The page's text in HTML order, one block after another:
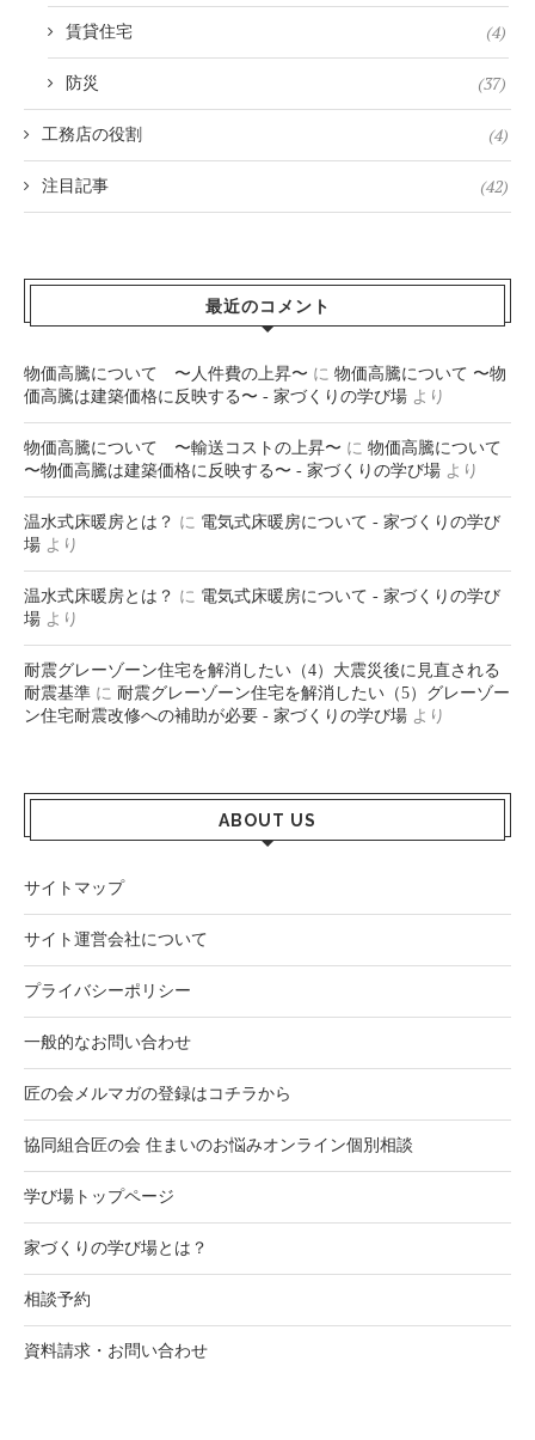
賃貸住宅 (4)
防災 (37)
工務店の役割 (4)
注目記事 (42)
最近のコメント
物価高騰について 〜人件費の上昇〜 に 物価高騰について 〜物
価高騰は建築価格に反映する〜 - 家づくりの学び場 より
物価高騰について 〜輸送コストの上昇〜 に 物価高騰について
〜物価高騰は建築価格に反映する〜 - 家づくりの学び場 より
温水式床暖房とは？ に 電気式床暖房について - 家づくりの学び
場 より
温水式床暖房とは？ に 電気式床暖房について - 家づくりの学び
場 より
耐震グレーゾーン住宅を解消したい（4）大震災後に見直される
耐震基準 に 耐震グレーゾーン住宅を解消したい（5）グレーゾー
ン住宅耐震改修への補助が必要 - 家づくりの学び場 より
ABOUT US
サイトマップ
サイト運営会社について
プライバシーポリシー
一般的なお問い合わせ
匠の会メルマガの登録はコチラから
協同組合匠の会 住まいのお悩みオンライン個別相談
学び場トップページ
家づくりの学び場とは？
相談予約
資料請求・お問い合わせ